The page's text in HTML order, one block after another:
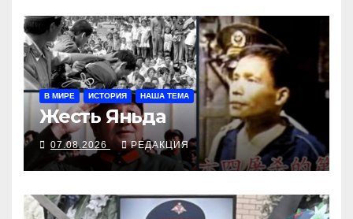
В МИРЕ ИСТОРИЯ НАША ТЕМА
Жесть Яньда
07.08.2026 РЕДАКЦИЯ